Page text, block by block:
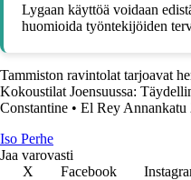
Lygaan käyttöä voidaan
huomioida työntekijöiden
Tammiston ravintolat tarjoavat
Kokoustilat Joensuussa:
Constantine • El Rey Annankatu
Iso Perhe
Jaa varovasti
X
Facebook